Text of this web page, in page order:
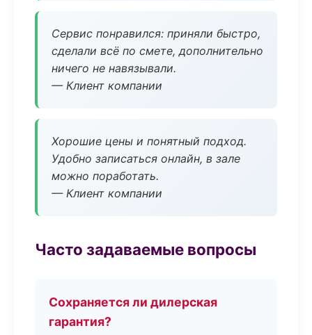
Сервис понравился: приняли быстро,
сделали всё по смете, дополнительно
ничего не навязывали.
— Клиент компании
Хорошие цены и понятный подход.
Удобно записаться онлайн, в зале
можно поработать.
— Клиент компании
Часто задаваемые вопросы
Сохраняется ли дилерская
гарантия?